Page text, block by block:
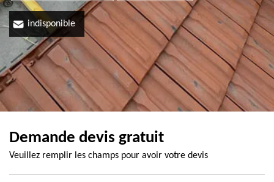
indisponible
Demande devis gratuit
Veuillez remplir les champs pour avoir votre devis